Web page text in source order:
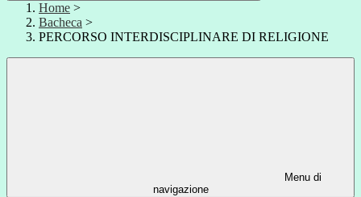
Home >
Bacheca >
PERCORSO INTERDISCIPLINARE DI RELIGIONE
Menu di
navigazione